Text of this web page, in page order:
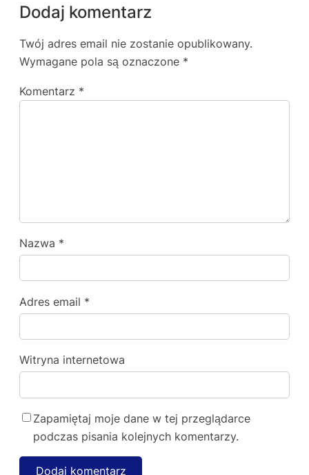
Dodaj komentarz
Twój adres email nie zostanie opublikowany.
Wymagane pola są oznaczone *
Komentarz *
Nazwa *
Adres email *
Witryna internetowa
Zapamiętaj moje dane w tej przeglądarce
podczas pisania kolejnych komentarzy.